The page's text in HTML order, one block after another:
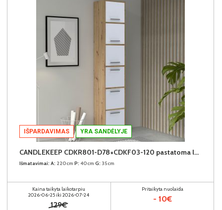
IŠPARDAVIMAS YRA SANDĖLYJE
CANDLEKEEP CDKR801-D78+CDKF03-120 pastatoma lentyna su durimis (6vnt.)
Išmatavimai: A: 220cm P: 40cm G: 35cm
Kaina taikyta laikotarpiu
2026-06-25 iki 2026-07-24
129€
Pritaikyta nuolaida
- 10€